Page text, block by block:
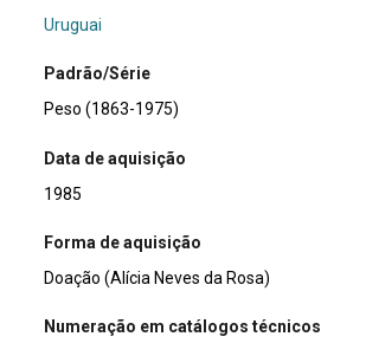
Uruguai
Padrão/Série
Peso (1863-1975)
Data de aquisição
1985
Forma de aquisição
Doação (Alícia Neves da Rosa)
Numeração em catálogos técnicos